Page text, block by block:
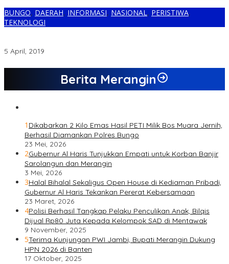
BUNGO, DAERAH, INFORMASI, NASIONAL, PERISTIWA,
TEKNOLOGI
5 April, 2019
Berita Merangin
1 Dikabarkan 2 Kilo Emas Hasil PETI Milik Bos Muara Jernih,
Berhasil Diamankan Polres Bungo
23 Mei, 2026
2Gubernur Al Haris Tunjukkan Empati untuk Korban Banjir
Sarolangun dan Merangin
3 Mei, 2026
3Halal Bihalal Sekaligus Open House di Kediaman Pribadi,
Gubernur Al Haris Tekankan Pererat Kebersamaan
23 Maret, 2026
4Polisi Berhasil Tangkap Pelaku Penculikan Anak, Bilqis
Dijual Rp80 Juta Kepada Kelompok SAD di Mentawak
9 November, 2025
5Terima Kunjungan PWI Jambi, Bupati Merangin Dukung
HPN 2026 di Banten
17 Oktober, 2025